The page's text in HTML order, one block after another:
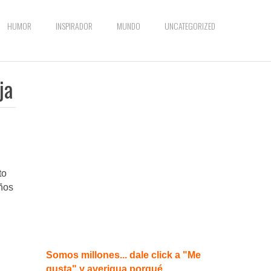
HUMOR INSPIRADOR MUNDO UNCATEGORIZED
Somos millones... dale click a "Me
gusta" y averigua porqué